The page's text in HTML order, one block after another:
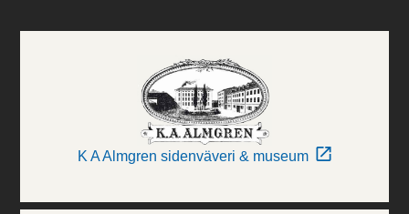
K A Almgren sidenväveri & museum